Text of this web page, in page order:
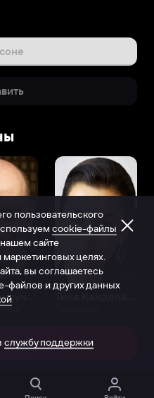
пользовательского
cookie-файлы
сайте
маркетинговых целях.
вы соглашаетесь
файлов и других данных
службу поддержки